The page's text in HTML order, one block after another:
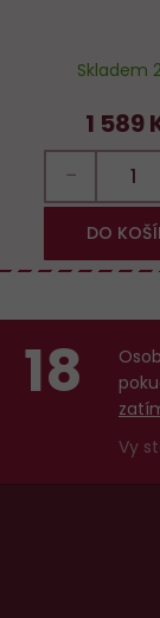
Skladem
1 589
−
DO
18
Vy